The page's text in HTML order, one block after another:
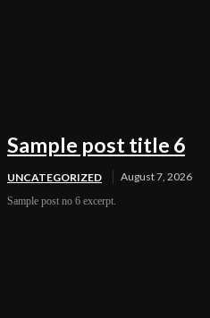
Sample post title 6
UNCATEGORIZED August 7, 2026
Sample post no 6 excerpt.